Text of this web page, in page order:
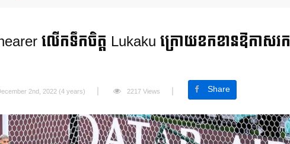
លើកទឹកចិត្ត Lukaku ក្រោយខកខានឱកាសរក
2nd, 2022 (4 years) 2217 Views Share